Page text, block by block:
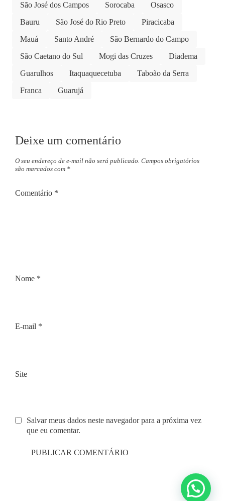
São José dos Campos
Sorocaba
Osasco
Bauru
São José do Rio Preto
Piracicaba
Mauá
Santo André
São Bernardo do Campo
São Caetano do Sul
Mogi das Cruzes
Diadema
Guarulhos
Itaquaquecetuba
Taboão da Serra
Franca
Guarujá
Deixe um comentário
O seu endereço de e-mail não será publicado. Campos obrigatórios
são marcados com *
Comentário *
Nome *
E-mail *
Site
Salvar meus dados neste navegador para a próxima vez
que eu comentar.